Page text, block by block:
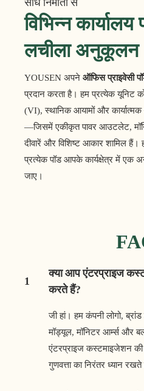
विभिन्न
लचीला अनुकूलन
YOUSEN अपने ऑफिस प्राइवेसी
प्रदान करता है। हम प्रत्येक यूनिट
(VI), स्थानिक आयामों और
—जिसमें एकीकृत पावर आउटलेट,
दीवारें और विशिष्ट आकार शामिल
प्रत्येक पॉड आपके कार्यक्षेत्र में एक
जाए।
1
क्या आप एंटरप्राइज
करते हैं?
जी हां। हम कंपनी लोगो,
मॉड्यूल, मॉनिटर आर्म्स और
एंटरप्राइज कस्टमाइजेशन
गुणवत्ता का निरंतर ध्यान रखते